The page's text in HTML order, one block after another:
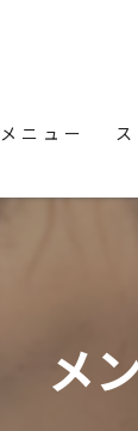
メニュー
メ